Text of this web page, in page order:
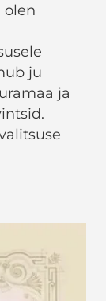
olen
ju
ja